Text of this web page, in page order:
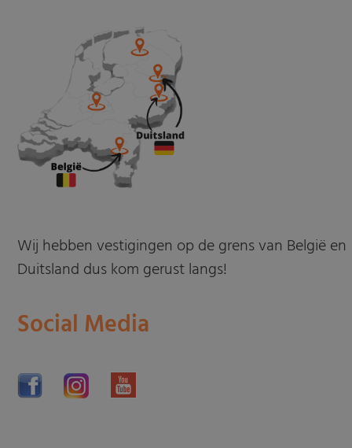
Wij hebben vestigingen op de grens van België en
Duitsland dus kom gerust langs!
Social Media